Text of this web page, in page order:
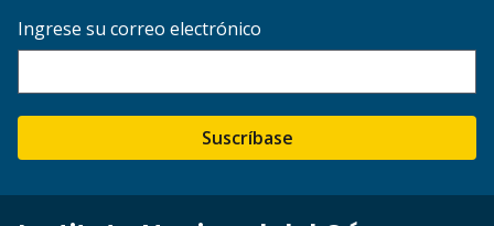
Ingrese su correo electrónico
Suscríbase